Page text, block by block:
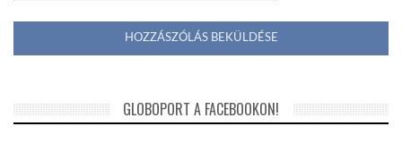
GLOBOPORT A FACEBOOKON!